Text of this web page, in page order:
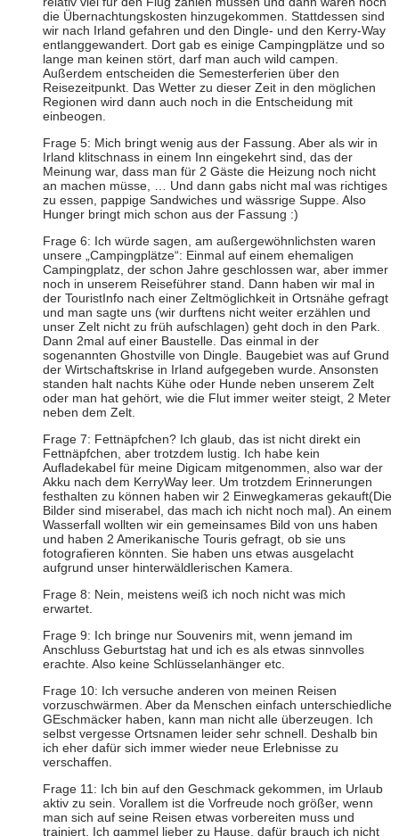
die Übernachtungskosten hinzugekommen. Stattdessen sind
wir nach Irland gefahren und den Dingle- und den Kerry-Way
entlanggewandert. Dort gab es einige Campingplätze und so
lange man keinen stört, darf man auch wild campen.
Außerdem entscheiden die Semesterferien über den
Reisezeitpunkt. Das Wetter zu dieser Zeit in den möglichen
Regionen wird dann auch noch in die Entscheidung mit
einbeogen.
Frage 5: Mich bringt wenig aus der Fassung. Aber als wir in
Irland klitschnass in einem Inn eingekehrt sind, das der
Meinung war, dass man für 2 Gäste die Heizung noch nicht
an machen müsse, … Und dann gabs nicht mal was richtiges
zu essen, pappige Sandwiches und wässrige Suppe. Also
Hunger bringt mich schon aus der Fassung :)
Frage 6: Ich würde sagen, am außergewöhnlichsten waren
unsere „Campingplätze“: Einmal auf einem ehemaligen
Campingplatz, der schon Jahre geschlossen war, aber immer
noch in unserem Reiseführer stand. Dann haben wir mal in
der TouristInfo nach einer Zeltmöglichkeit in Ortsnähe gefragt
und man sagte uns (wir durftens nicht weiter erzählen und
unser Zelt nicht zu früh aufschlagen) geht doch in den Park.
Dann 2mal auf einer Baustelle. Das einmal in der
sogenannten Ghostville von Dingle. Baugebiet was auf Grund
der Wirtschaftskrise in Irland aufgegeben wurde. Ansonsten
standen halt nachts Kühe oder Hunde neben unserem Zelt
oder man hat gehört, wie die Flut immer weiter steigt, 2 Meter
neben dem Zelt.
Frage 7: Fettnäpfchen? Ich glaub, das ist nicht direkt ein
Fettnäpfchen, aber trotzdem lustig. Ich habe kein
Aufladekabel für meine Digicam mitgenommen, also war der
Akku nach dem KerryWay leer. Um trotzdem Erinnerungen
festhalten zu können haben wir 2 Einwegkameras gekauft(Die
Bilder sind miserabel, das mach ich nicht noch mal). An einem
Wasserfall wollten wir ein gemeinsames Bild von uns haben
und haben 2 Amerikanische Touris gefragt, ob sie uns
fotografieren könnten. Sie haben uns etwas ausgelacht
aufgrund unser hinterwäldlerischen Kamera.
Frage 8: Nein, meistens weiß ich noch nicht was mich
erwartet.
Frage 9: Ich bringe nur Souvenirs mit, wenn jemand im
Anschluss Geburtstag hat und ich es als etwas sinnvolles
erachte. Also keine Schlüsselanhänger etc.
Frage 10: Ich versuche anderen von meinen Reisen
vorzuschwärmen. Aber da Menschen einfach unterschiedliche
GEschmäcker haben, kann man nicht alle überzeugen. Ich
selbst vergesse Ortsnamen leider sehr schnell. Deshalb bin
ich eher dafür sich immer wieder neue Erlebnisse zu
verschaffen.
Frage 11: Ich bin auf den Geschmack gekommen, im Urlaub
aktiv zu sein. Vorallem ist die Vorfreude noch größer, wenn
man sich auf seine Reisen etwas vorbereiten muss und
trainiert. Ich gammel lieber zu Hause, dafür brauch ich nicht